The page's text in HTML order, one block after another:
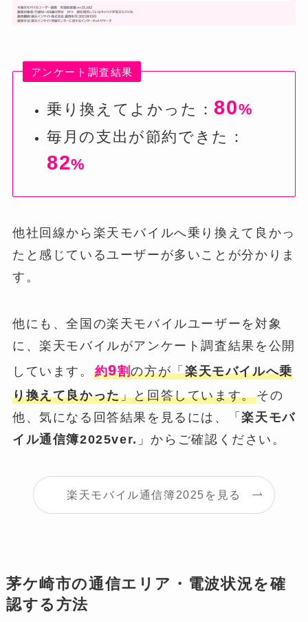
アンケート調査結果
乗り換えてよかった： 80%
毎月の支出が節約できた：
82%
他社回線から楽天モバイルへ乗り換えて良かっ
たと感じているユーザーが多いことが分かりま
す。
他にも、全国の楽天モバイルユーザーを対象
に、楽天モバイルがアンケート調査結果を公開
しています。 約9割の方が「楽天モバイルへ乗
り換えて良かった」と回答しています。その
他、気になる回答結果を見るには、「楽天モバ
イル通信簿2025ver. 」からご確認ください。
楽天モバイル通信簿2025を見る
茅ケ崎市の通信エリア・電波状況を確
認する方法